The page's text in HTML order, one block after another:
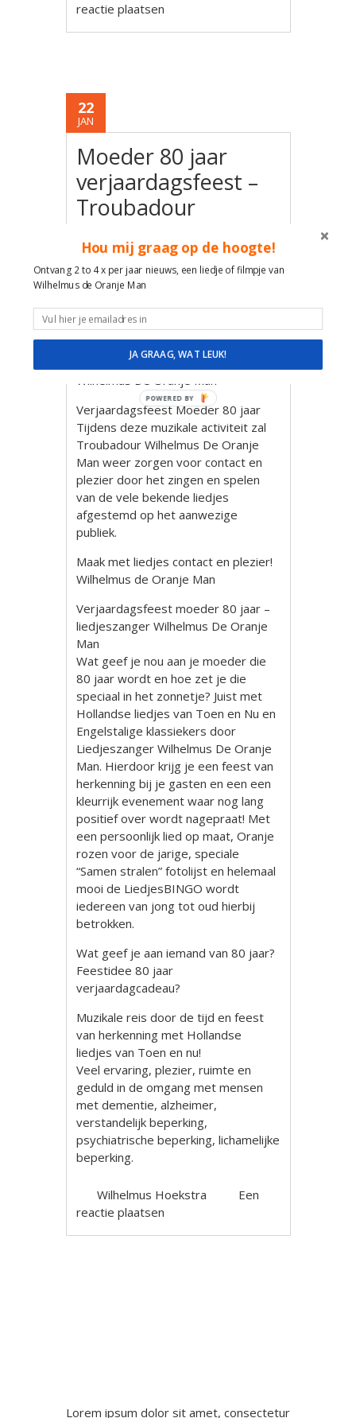
reactie plaatsen
22
JAN
Moeder 80 jaar
verjaardagsfeest –
Troubadour
Oranje Man –
Utrecht vr 1-2-19
troubadour – liedjeszanger
Wilhelmus De Oranje Man
Verjaardagsfeest Moeder 80 jaar
Tijdens deze muzikale activiteit zal
Troubadour Wilhelmus De Oranje
Man weer zorgen voor contact en
plezier door het zingen en spelen
van de vele bekende liedjes
afgestemd op het aanwezige
publiek.
Maak met liedjes contact en plezier!
Wilhelmus de Oranje Man
Verjaardagsfeest moeder 80 jaar –
liedjeszanger Wilhelmus De Oranje
Man
Wat geef je nou aan je moeder die
80 jaar wordt en hoe zet je die
speciaal in het zonnetje? Juist met
Hollandse liedjes van Toen en Nu en
Engelstalige klassiekers door
Liedjeszanger Wilhelmus De Oranje
Man. Hierdoor krijg je een feest van
herkenning bij je gasten en een een
kleurrijk evenement waar nog lang
positief over wordt nagepraat! Met
een persoonlijk lied op maat, Oranje
rozen voor de jarige, speciale
“Samen stralen” fotolijst en helemaal
mooi de LiedjesBINGO wordt
iedereen van jong tot oud hierbij
betrokken.
Wat geef je aan iemand van 80 jaar?
Feestidee 80 jaar
verjaardagcadeau?
Muzikale reis door de tijd en feest
van herkenning met Hollandse
liedjes van Toen en nu!
Veel ervaring, plezier, ruimte en
geduld in de omgang met mensen
met dementie, alzheimer,
verstandelijk beperking,
psychiatrische beperking, lichamelijke
beperking.
Wilhelmus Hoekstra
Een
reactie plaatsen
Lorem ipsum dolor sit amet, consectetur
Hou mij graag op de hoogte!
Ontvang 2 to 4 x per jaar nieuws, een liedje of filmpje van
Wilhelmus de Oranje Man
JA GRAAG, WAT LEUK!
POWERED BY